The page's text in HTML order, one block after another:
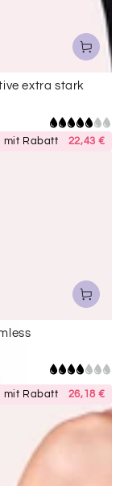
extra stark
mit Rabatt 22,43 €
mit Rabatt 26,18 €